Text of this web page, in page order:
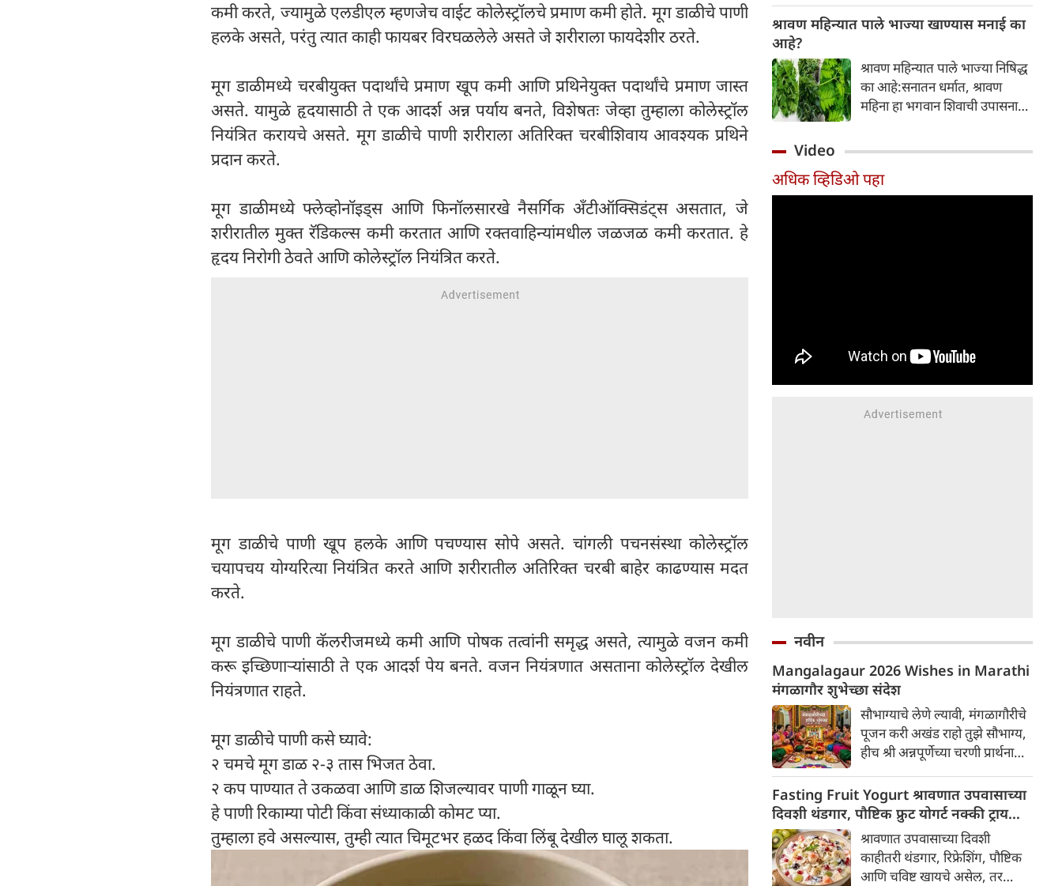
कमी करते, ज्यामुळे एलडीएल म्हणजेच वाईट कोलेस्ट्रॉलचे प्रमाण कमी होते. मूग डाळीचे पाणी
हलके असते, परंतु त्यात काही फायबर विरघळलेले असते जे शरीराला फायदेशीर ठरते.
मूग डाळीमध्ये चरबीयुक्त पदार्थांचे प्रमाण खूप कमी आणि प्रथिनेयुक्त पदार्थांचे प्रमाण जास्त
असते. यामुळे हृदयासाठी ते एक आदर्श अन्न पर्याय बनते, विशेषतः जेव्हा तुम्हाला कोलेस्ट्रॉल
नियंत्रित करायचे असते. मूग डाळीचे पाणी शरीराला अतिरिक्त चरबीशिवाय आवश्यक प्रथिने
प्रदान करते.
मूग डाळीमध्ये फ्लेव्होनॉइड्स आणि फिनॉलसारखे नैसर्गिक अँटीऑक्सिडंट्स असतात, जे
शरीरातील मुक्त रॅडिकल्स कमी करतात आणि रक्तवाहिन्यांमधील जळजळ कमी करतात. हे
हृदय निरोगी ठेवते आणि कोलेस्ट्रॉल नियंत्रित करते.
मूग डाळीचे पाणी खूप हलके आणि पचण्यास सोपे असते. चांगली पचनसंस्था कोलेस्ट्रॉल
चयापचय योग्यरित्या नियंत्रित करते आणि शरीरातील अतिरिक्त चरबी बाहेर काढण्यास मदत
करते.
मूग डाळीचे पाणी कॅलरीजमध्ये कमी आणि पोषक तत्वांनी समृद्ध असते, त्यामुळे वजन कमी
करू इच्छिणाऱ्यांसाठी ते एक आदर्श पेय बनते. वजन नियंत्रणात असताना कोलेस्ट्रॉल देखील
नियंत्रणात राहते.
मूग डाळीचे पाणी कसे घ्यावे:
२ चमचे मूग डाळ २-३ तास ​​भिजत ठेवा.
२ कप पाण्यात ते उकळवा आणि डाळ शिजल्यावर पाणी गाळून घ्या.
हे पाणी रिकाम्या पोटी किंवा संध्याकाळी कोमट प्या.
तुम्हाला हवे असल्यास, तुम्ही त्यात चिमूटभर हळद किंवा लिंबू देखील घालू शकता.
नकारात्मक परिणाम होऊ शकतो.
होते, ज्यामुळे निस्तेजपणा, मुरुमे
आणि ब्लॅकहेड्स यांसारख्या समस्या
निर्माण होतात.
श्रावण महिन्यात पाले भाज्या खाण्यास मनाई का
आहे?
श्रावण महिन्यात पाले भाज्या निषिद्ध
का आहे:सनातन धर्मात, श्रावण
महिना हा भगवान शिवाची उपासना
दानधर्म आणि सात्विक जीवनशैलीचे
पालन करतात.
Video
अधिक व्हिडिओ पहा
नवीन
Mangalagaur 2026 Wishes in Marathi
मंगळागौर शुभेच्छा संदेश
सौभाग्याचे लेणे ल्यावी, मंगळागौरीचे
पूजन करी अखंड राहो तुझे सौभाग्य,
हीच श्री अन्नपूर्णेच्या चरणी प्रार्थना
Fasting Fruit Yogurt श्रावणात उपवासाच्या
दिवशी थंडगार, पौष्टिक फ्रुट योगर्ट नक्की ट्राय
करा
श्रावणात उपवासाच्या दिवशी
काहीतरी थंडगार, रिफ्रेशिंग, पौष्टिक
आणि चविष्ट खायचे असेल, तर